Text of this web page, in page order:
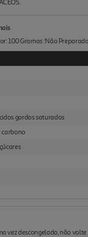
100 Gramas :Não Preparado
gordos saturados
carbono
vez descongelado, não